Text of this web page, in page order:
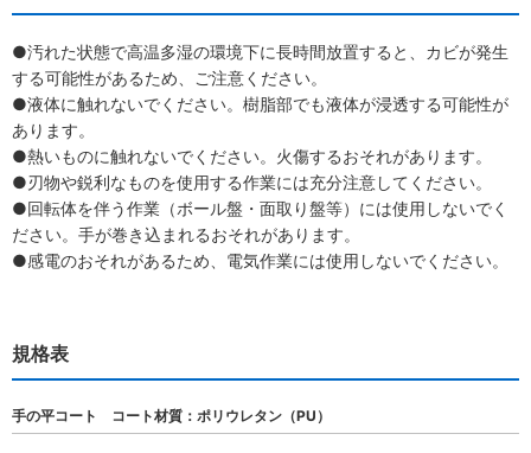
●汚れた状態で高温多湿の環境下に長時間放置すると、カビが発生
する可能性があるため、ご注意ください。
●液体に触れないでください。樹脂部でも液体が浸透する可能性が
あります。
●熱いものに触れないでください。火傷するおそれがあります。
●刃物や鋭利なものを使用する作業には充分注意してください。
●回転体を伴う作業（ボール盤・面取り盤等）には使用しないでく
ださい。手が巻き込まれるおそれがあります。
●感電のおそれがあるため、電気作業には使用しないでください。
規格表
手の平コート コート材質：ポリウレタン（PU）